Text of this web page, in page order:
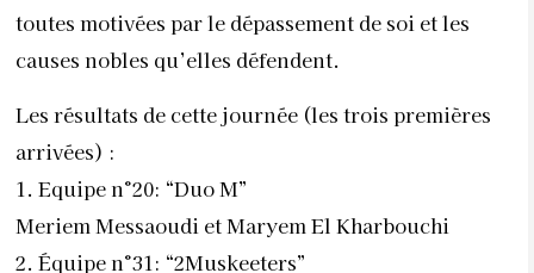
1. Equipe n°20: “Duo M”
Meriem Messaoudi et Maryem El Kharbouchi
2. Équipe n°31: “2Muskeeters”
Laura Clavijo de Colombie et Dacil Borges d’Espagne
3. Équipe n°45 ” No Limit”:
Marie-Pierre Stark-Flora des USA
Meryem Hammouni du Maroc